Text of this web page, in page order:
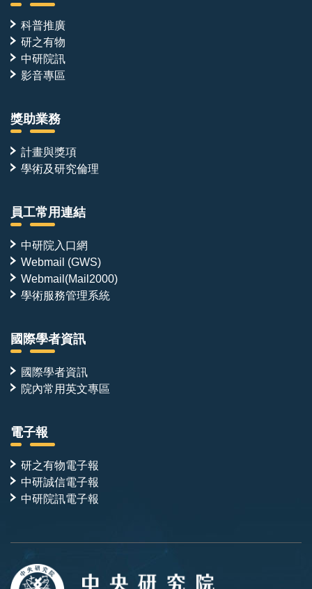
科普推廣
研之有物
中研院訊
影音專區
獎助業務
計畫與獎項
學術及研究倫理
員工常用連結
中研院入口網
Webmail (GWS)
Webmail(Mail2000)
學術服務管理系統
國際學者資訊
國際學者資訊
院內常用英文專區
電子報
研之有物電子報
中研誠信電子報
中研院訊電子報